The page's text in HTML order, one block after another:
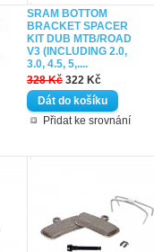
SRAM BOTTOM
BRACKET SPACER
KIT DUB MTB/ROAD
V3 (INCLUDING 2.0,
3.0, 4.5, 5,....
328 Kč 322 Kč
Přidat ke srovnání